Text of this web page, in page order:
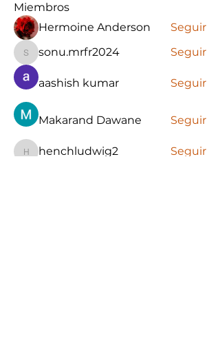
Miembros
Hermoine Anderson
Seguir
sonu.mrfr2024
sonu.mrfr2024 Seguir
aashish kumar Seguir
Makarand Dawane Seguir
henchludwig2
henchludwig2
Seguir